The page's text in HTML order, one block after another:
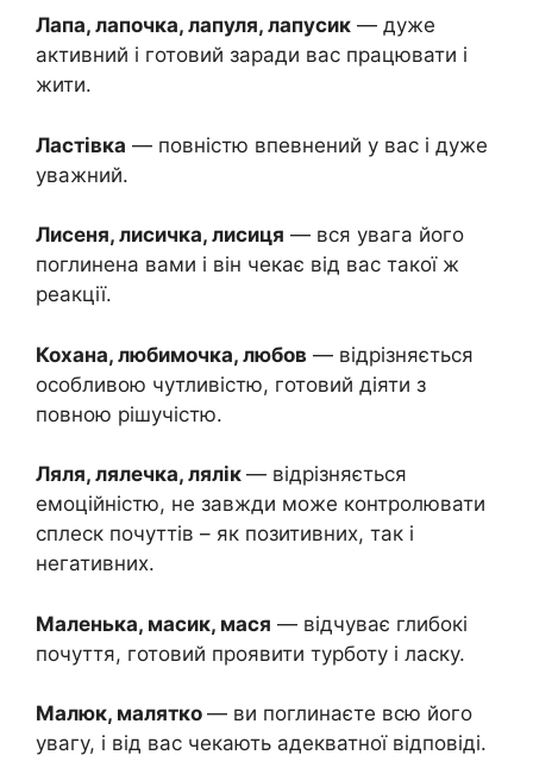
Лапа, лапочка, лапуля, лапусик — дуже
активний і готовий заради вас працювати і
жити.
Ластівка — повністю впевнений у вас і дуже
уважний.
Лисеня, лисичка, лисиця — вся увага його
поглинена вами і він чекає від вас такої ж
реакції.
Кохана, любимочка, любов — відрізняється
особливою чутливістю, готовий діяти з
повною рішучістю.
Ляля, лялечка, лялік — відрізняється
емоційністю, не завжди може контролювати
сплеск почуттів – як позитивних, так і
негативних.
Маленька, масик, мася — відчуває глибокі
почуття, готовий проявити турботу і ласку.
Малюк, малятко — ви поглинаєте всю його
увагу, і від вас чекають адекватної відповіді.